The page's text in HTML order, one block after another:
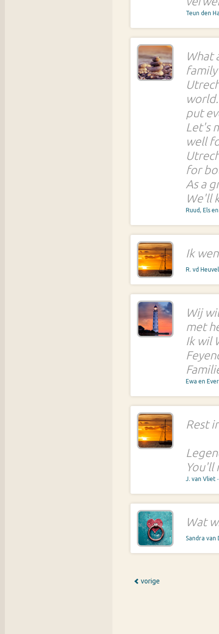
Teun den
What
put
Let's
well
for
As a
We'll
Ruud, Els
Ik
R. vd
Wij
met
Ik wil
Ewa en
Rest
You'll
J. van Vliet
Wat
Sandra van
vorige